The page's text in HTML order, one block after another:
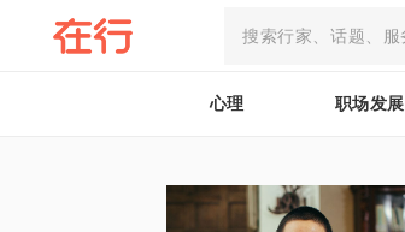
心理 职场发展